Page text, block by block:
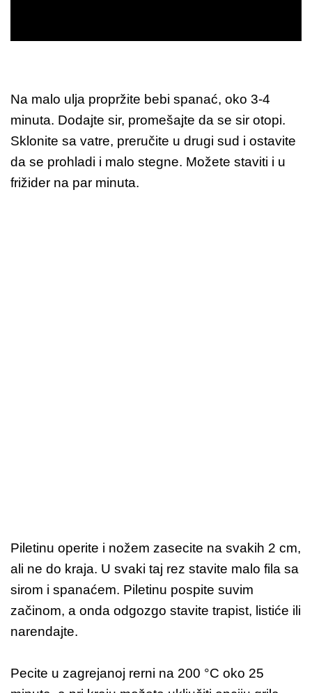
Na malo ulja propržite bebi spanać, oko 3-4
minuta. Dodajte sir, promešajte da se sir otopi.
Sklonite sa vatre, preručite u drugi sud i ostavite
da se prohladi i malo stegne. Možete staviti i u
frižider na par minuta.
Piletinu operite i nožem zasecite na svakih 2 cm,
ali ne do kraja. U svaki taj rez stavite malo fila sa
sirom i spanaćem. Piletinu pospite suvim
začinom, a onda odgozgo stavite trapist, listiće ili
narendajte.
Pecite u zagrejanoj rerni na 200 °C oko 25